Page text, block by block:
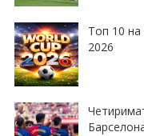
Топ 10
2026